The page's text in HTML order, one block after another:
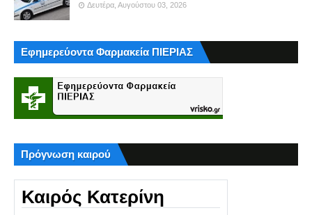
Δευτέρα, Αυγούστου 03, 2026
Εφημερεύοντα Φαρμακεία ΠΙΕΡΙΑΣ
Πρόγνωση καιρού
Καιρός Κατερίνη